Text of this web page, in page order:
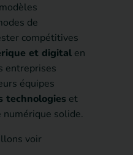
de
compétitives
et digital en
entreprises
équipes
technologies et
solide.
voir